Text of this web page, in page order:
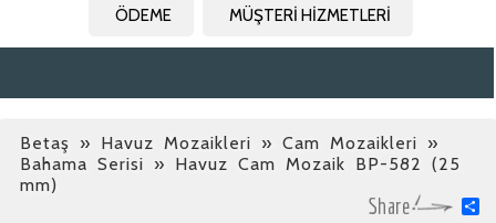
ÖDEME MÜŞTERİ HİZMETLERİ
Betaş » Havuz Mozaikleri » Cam Mozaikleri »
Bahama Serisi » Havuz Cam Mozaik BP-582 (25
mm)